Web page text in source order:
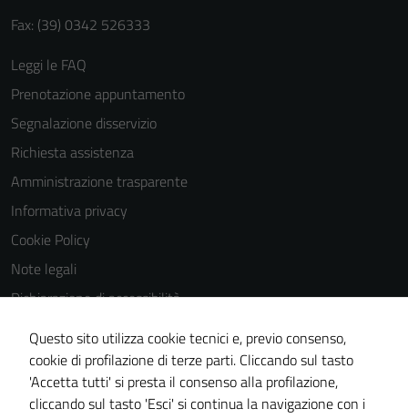
Fax: (39) 0342 526333
Leggi le FAQ
Prenotazione appuntamento
Segnalazione disservizio
Richiesta assistenza
Amministrazione trasparente
Informativa privacy
Cookie Policy
Note legali
Dichiarazione di accessibilità
Dichiarazione di accessibilità Servizi
Whistleblowing
Piano di miglioramento del sito
Area riservata
Questo sito utilizza cookie tecnici e, previo consenso,
cookie di profilazione di terze parti. Cliccando sul tasto
'Accetta tutti' si presta il consenso alla profilazione,
cliccando sul tasto 'Esci' si continua la navigazione con i